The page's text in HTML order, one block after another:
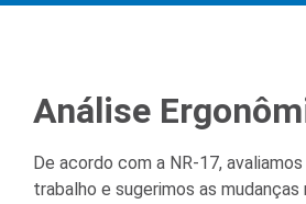
Análise
De acordo com a NR-17,
trabalho e sugerimos as mudanças